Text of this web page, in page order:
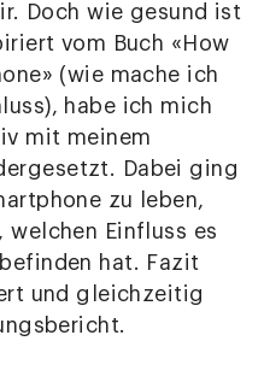
Doch wie gesund ist
vom Buch «How
(wie mache ich
habe ich mich
mit meinem
Dabei ging
zu leben,
welchen Einfluss es
hat. Fazit
und gleichzeitig